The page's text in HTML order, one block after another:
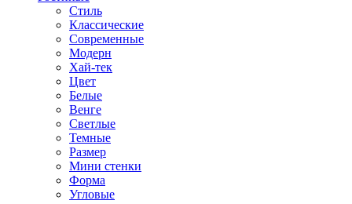
Стиль
Классические
Современные
Модерн
Хай-тек
Цвет
Белые
Венге
Светлые
Темные
Размер
Мини стенки
Форма
Угловые